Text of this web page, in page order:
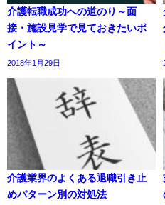
介護転職成功への道のり～面
接・施設見学で見ておきたいポ
イント～
2018年1月29日
介護業界のよくある退職引き止
めパターン別の対処法